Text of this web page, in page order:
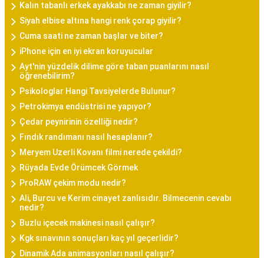
Kalın tabanlı erkek ayakkabı ne zaman giyilir?
Siyah elbise altına hangi renk çorap giyilir?
Cuma saati ne zaman başlar ve biter?
iPhone için en iyi ekran koruyucular
Ayt'nin yüzdelik dilime göre taban puanlarını nasıl
öğrenebilirim?
Psikologlar Hangi Tavsiyelerde Bulunur?
Petrokimya endüstrisi ne yapıyor?
Çedar peynirinin özelliği nedir?
Fındık randımanı nasıl hesaplanır?
Meryem Uzerli Kovanı filmi nerede çekildi?
Rüyada Evde Örümcek Görmek
ProRAW çekim modu nedir?
Ali, Burcu ve Kerim cinayet zanlısıdır. Bilmecenin cevabı
nedir?
Buzlu içecek makinesi nasıl çalışır?
Kgk sınavının sonuçları kaç yıl geçerlidir?
Dinamik Ada animasyonları nasıl çalışır?